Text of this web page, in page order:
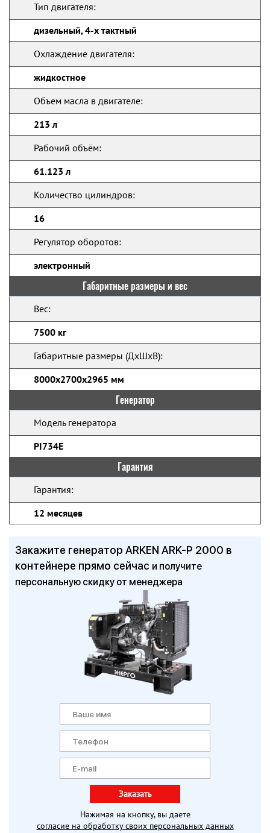
Тип двигателя:
дизельный, 4-х тактный
Охлаждение двигателя:
жидкостное
Объем масла в двигателе:
213 л
Рабочий объём:
61.123 л
Количество цилиндров:
16
Регулятор оборотов:
электронный
Габаритные размеры и вес
Вес:
7500 кг
Габаритные размеры (ДхШхВ):
8000х2700х2965 мм
Генератор
Модель генератора
PI734E
Гарантия
Гарантия:
12 месяцев
Закажите генератор ARKEN ARK-P 2000 в
контейнере прямо сейчас и получите
персональную скидку от менеджера
Заказать
Нажимая на кнопку, вы даете
согласие на обработку своих персональных данных